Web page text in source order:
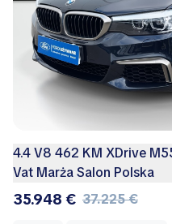
4.4 V8 462 KM XDrive
Vat Marża Salon Polska
35.948 € 37.225 €